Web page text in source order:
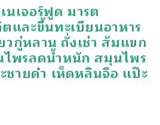
นเจอร์ฟูด มารต
และขึ้นทะเบียนอาหาร
วกู่หลาน ถั่งเช่า ส้มแขก
พรลดน้ำหนัก สมุนไพร
ชายดำ เห็ดหลินจือ แป๊ะ